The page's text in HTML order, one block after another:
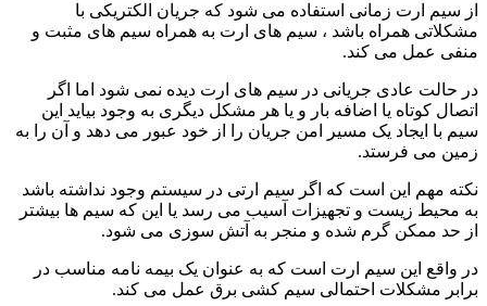
از سیم ارت زمانی استفاده می شود که جریان الکتریکی با
مشکلاتی همراه باشد ، سیم های ارت به همراه سیم های مثبت و
منفی عمل می کند.
در حالت عادی جریانی در سیم های ارت دیده نمی شود اما اگر
اتصال کوتاه یا اضافه بار و یا هر مشکل دیگری به وجود بیاید این
سیم با ایجاد یک مسیر امن جریان را از خود عبور می دهد و آن را به
زمین می فرستد.
نکته مهم این است که اگر سیم ارتی در سیستم وجود نداشته باشد
به محیط زیست و تجهیزات آسیب می رسد یا این که سیم ها بیشتر
از حد ممکن گرم شده و منجر به آتش سوزی می شود.
در واقع این سیم ارت است که به عنوان یک بیمه نامه مناسب در
برابر مشکلات احتمالی سیم کشی برق عمل می کند.